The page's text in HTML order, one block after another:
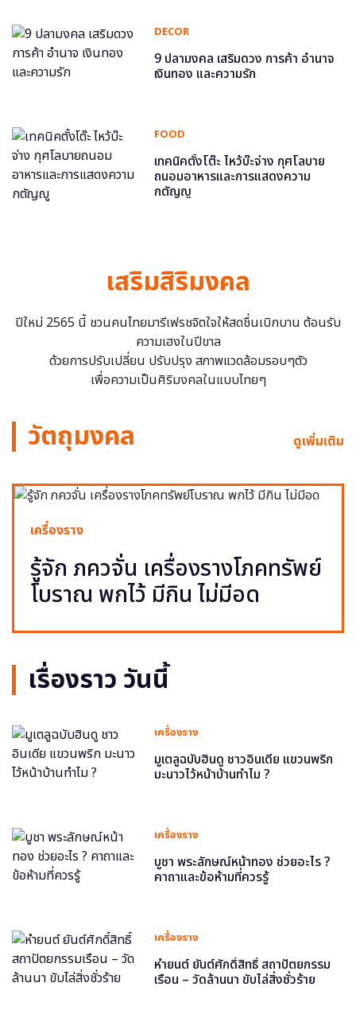
DECOR
9 ปลามงคล เสริมดวง การค้า อำนาจ
เงินทอง และความรัก
FOOD
เทคนิคตั้งโต๊ะ ไหว้บ๊ะจ่าง กุศโลบาย
ถนอมอาหารและการแสดงความ
กตัญญู
เสริมสิริมงคล
ปีใหม่ 2565 นี้ ชวนคนไทยมารีเฟรชจิตใจให้สดชื่นเบิกบาน ต้อนรับ
ความเฮงในปีขาล
ด้วยการปรับเปลี่ยน ปรับปรุง สภาพแวดล้อมรอบๆตัว
เพื่อความเป็นศิริมงคลในแบบไทยๆ
วัตถุมงคล ดูเพิ่มเติม
เครื่องราง
รู้จัก ภควจั่น เครื่องรางโภคทรัพย์
โบราณ พกไว้ มีกิน ไม่มีอด
เรื่องราว วันนี้
เครื่องราง
มูเตลูฉบับฮินดู ชาวอินเดีย แขวนพริก
มะนาวไว้หน้าบ้านทำไม ?
เครื่องราง
บูชา พระลักษณ์หน้าทอง ช่วยอะไร ?
คาถาและข้อห้ามที่ควรรู้
เครื่องราง
หำยนต์ ยันต์ศักดิ์สิทธิ์ สถาปัตยกรรม
เรือน – วัดล้านนา ขับไล่สิ่งชั่วร้าย